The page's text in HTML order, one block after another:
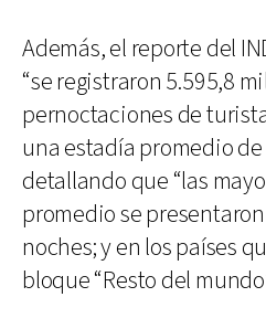
Además, el reporte del
“se registraron 5.595,8
pernoctaciones de
una estadía promedio de
detallando que “las
promedio se
noches; y en los países
bloque “Resto del